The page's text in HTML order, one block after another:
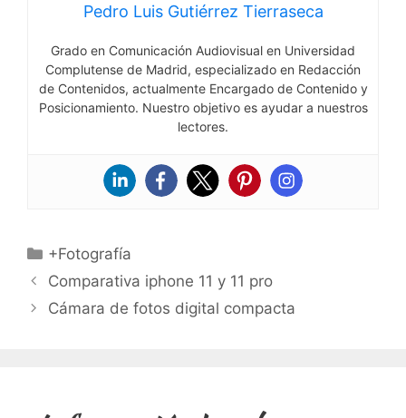
Pedro Luis Gutiérrez Tierraseca
Grado en Comunicación Audiovisual en Universidad
Complutense de Madrid, especializado en Redacción
de Contenidos, actualmente Encargado de Contenido y
Posicionamiento. Nuestro objetivo es ayudar a nuestros
lectores.
Categorías
+Fotografía
Comparativa iphone 11 y 11 pro
Cámara de fotos digital compacta